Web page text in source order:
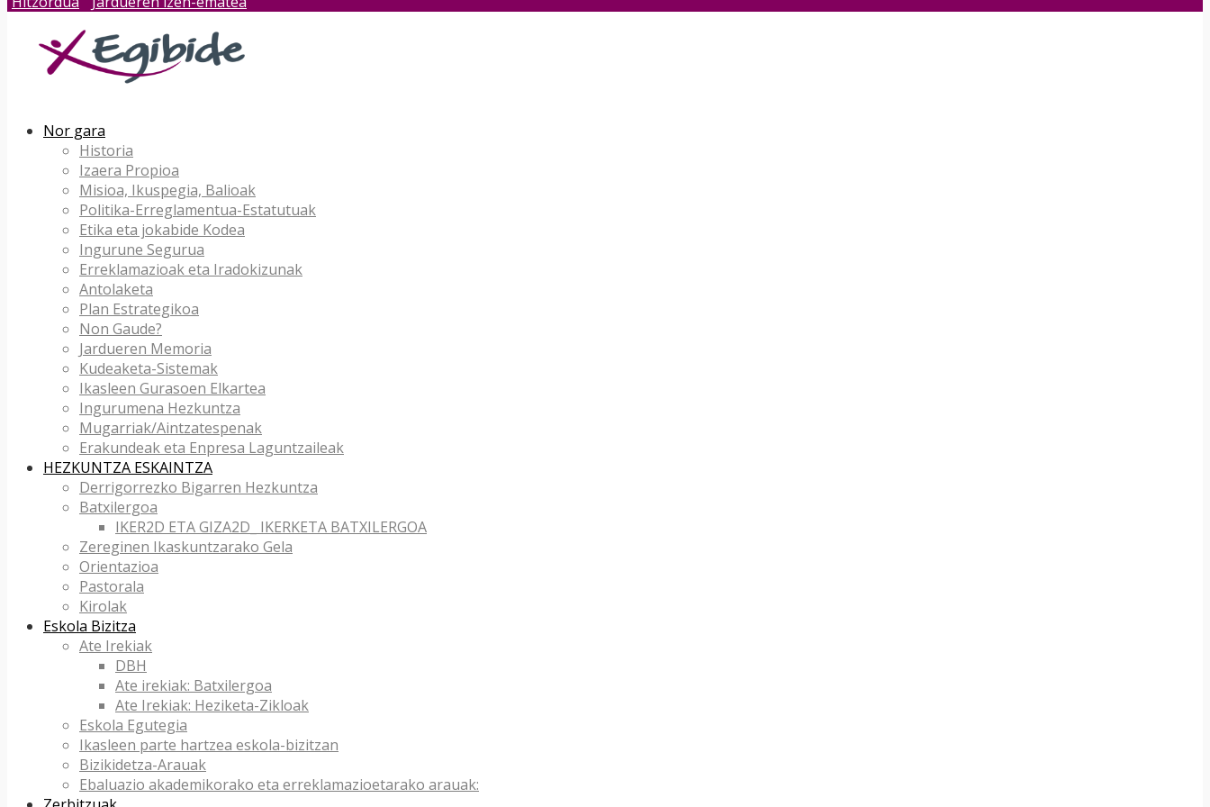
Nor gara
Historia
Izaera Propioa
Misioa, Ikuspegia, Balioak
Politika-Erreglamentua-Estatutuak
Etika eta jokabide Kodea
Ingurune Segurua
Erreklamazioak eta Iradokizunak
Antolaketa
Plan Estrategikoa
Non Gaude?
Jardueren Memoria
Kudeaketa-Sistemak
Ikasleen Gurasoen Elkartea
Ingurumena Hezkuntza
Mugarriak/Aintzatespenak
Erakundeak eta Enpresa Laguntzaileak
HEZKUNTZA ESKAINTZA
Derrigorrezko Bigarren Hezkuntza
Batxilergoa
IKER2D ETA GIZA2D_ IKERKETA BATXILERGOA
Zereginen Ikaskuntzarako Gela
Orientazioa
Pastorala
Kirolak
Eskola Bizitza
Ate Irekiak
DBH
Ate irekiak: Batxilergoa
Ate Irekiak: Heziketa-Zikloak
Eskola Egutegia
Ikasleen parte hartzea eskola-bizitzan
Bizikidetza-Arauak
Ebaluazio akademikorako eta erreklamazioetarako arauak: